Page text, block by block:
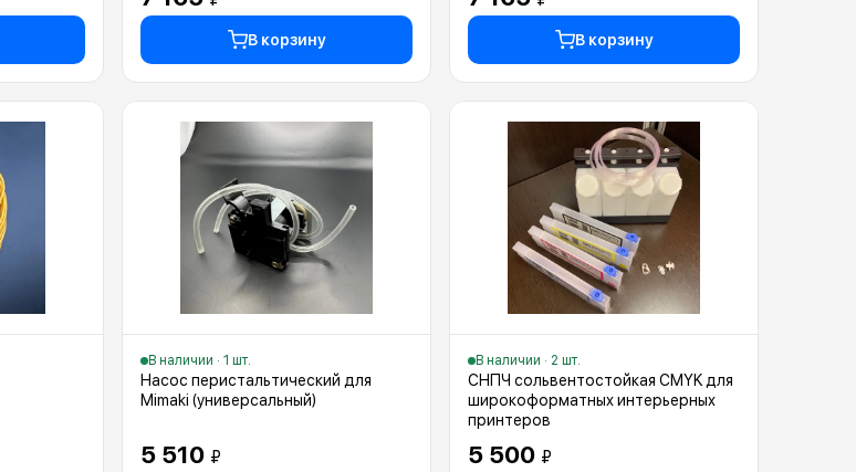
В корзину В корзину
В наличии · 1 шт.
Насос перистальтический для
Mimaki (универсальный)
5 510 ₽
В наличии · 2 шт.
СНПЧ сольвентостойкая CMYK для
широкоформатных интерьерных
принтеров
5 500 ₽